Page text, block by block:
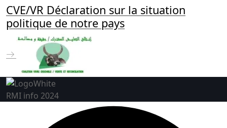
CVE/VR Déclaration sur la situation
politique de notre pays
RMI info 2024